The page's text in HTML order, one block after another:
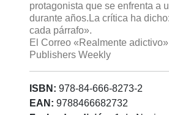
protagonista que se enfrenta a
durante años.La crítica ha
cada párrafo».
El Correo «Realmente
Publishers Weekly
ISBN: 978-84-666-8273-2
EAN: 9788466682732